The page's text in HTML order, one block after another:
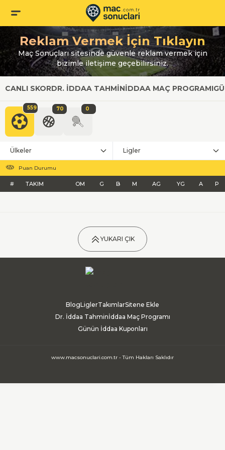
Reklam Vermek İçin Tıklayın
Maç Sonuçları sitesinde güvenle reklam vermek için
bizimle iletişime geçebilirsiniz.
CANLI SKORDR. İDDAA TAHMINİDDAA MAÇ PROGRAMI
559 70 0
Ülkeler Ligler
Puan Durumu
# TAKIM OM G B M AG YG A P
YUKARI ÇIK
BlogLiglerTakımlarSitene Ekle
Dr. İddaa Tahminİddaa Maç Programı
Günün İddaa Kuponları
www.macsonuclari.com.tr - Tüm Hakları Saklıdır